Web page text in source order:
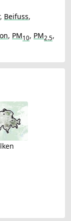
, Beifuss,
, PM10, PM2.5,